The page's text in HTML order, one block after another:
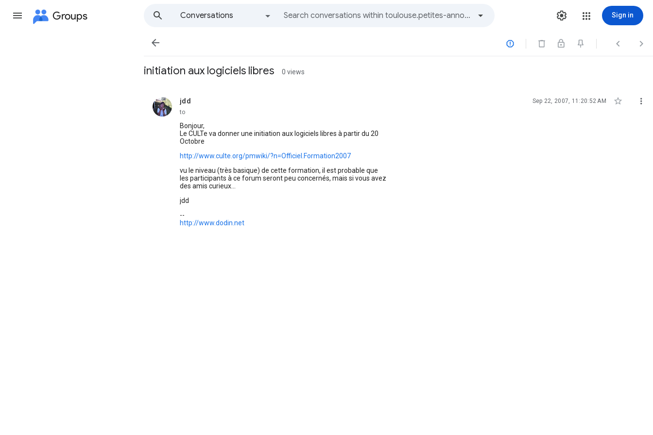
Groups
Conversations
Sign in
   
initiation aux logiciels libres 0 views
jdd
unread, Sep 22, 2007, 11:20:52 AM  
to
Bonjour,
Le CULTe va donner une initiation aux logiciels libres à partir du 20
Octobre
http://www.culte.org/pmwiki/?n=Officiel.Formation2007
vu le niveau (très basique) de cette formation, il est probable que
les participants à ce forum seront peu concernés, mais si vous avez
des amis curieux...
jdd
--
http://www.dodin.net